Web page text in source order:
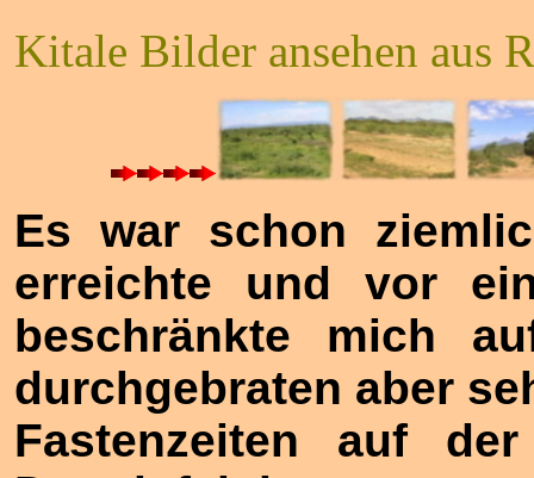
Kitale Bilder ansehen aus
Es war schon
erreichte und vor
beschränkte mich
durchgebraten aber
Fastenzeiten auf